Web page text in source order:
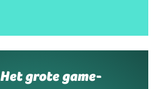
Het grote game-